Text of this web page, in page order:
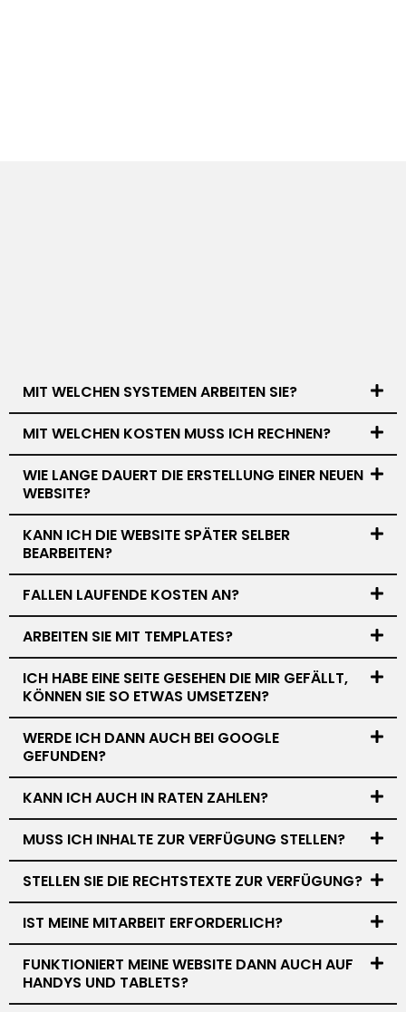
MIT WELCHEN SYSTEMEN ARBEITEN SIE?
MIT WELCHEN KOSTEN MUSS ICH RECHNEN?
WIE LANGE DAUERT DIE ERSTELLUNG EINER NEUEN
WEBSITE?
KANN ICH DIE WEBSITE SPÄTER SELBER
BEARBEITEN?
FALLEN LAUFENDE KOSTEN AN?
ARBEITEN SIE MIT TEMPLATES?
ICH HABE EINE SEITE GESEHEN DIE MIR GEFÄLLT,
KÖNNEN SIE SO ETWAS UMSETZEN?
WERDE ICH DANN AUCH BEI GOOGLE
GEFUNDEN?
KANN ICH AUCH IN RATEN ZAHLEN?
MUSS ICH INHALTE ZUR VERFÜGUNG STELLEN?
STELLEN SIE DIE RECHTSTEXTE ZUR VERFÜGUNG?
IST MEINE MITARBEIT ERFORDERLICH?
FUNKTIONIERT MEINE WEBSITE DANN AUCH AUF
HANDYS UND TABLETS?